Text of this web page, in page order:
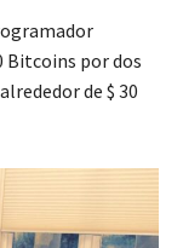
Bitcoins por dos
de $ 30